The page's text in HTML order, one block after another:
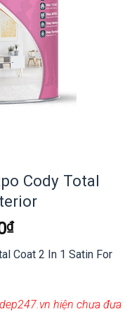
Cody Total
₫
Coat 2 In 1 Satin For
hiện chưa đưa